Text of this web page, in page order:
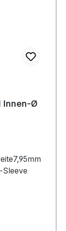
Innen-Ø
Speedi-Sleeve